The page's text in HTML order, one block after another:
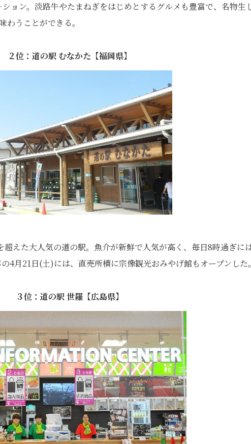
ョン。淡路牛やたまねぎをはじめとするグルメも豊富で、名物生
わうことができる。
２位：道の駅 むなかた【福岡県】
えた大人気の道の駅。魚介が新鮮で人気が高く、毎日8時過ぎに
4月21日(土)には、直売所横に宗像観光おみやげ館もオープンした。
３位：道の駅 世羅【広島県】